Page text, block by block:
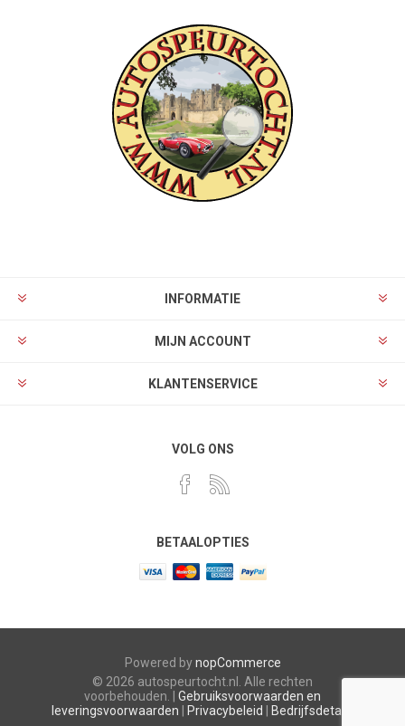
INFORMATIE
MIJN ACCOUNT
KLANTENSERVICE
VOLG ONS
BETAALOPTIES
Powered bynopCommerce
© 2026 autospeurtocht.nl. Alle rechten
voorbehouden. | Gebruiksvoorwaarden en
leveringsvoorwaarden
Privacybeleid Bedrijfsdetails